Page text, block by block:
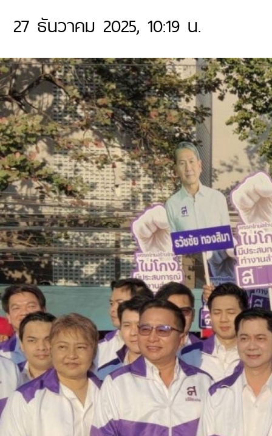
27 ธันวาคม 2025, 10:19 น.